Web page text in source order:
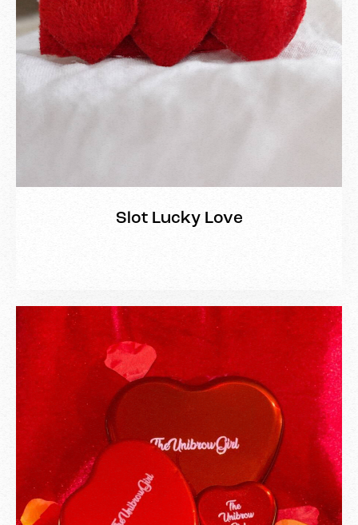
Slot Lucky Love